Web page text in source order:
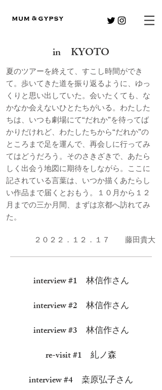
in KYOTO
夏のツアーを終えて、すこし時間ができ
て。歩いてきた道を振り返るように、ゆっ
くりと思い出していた。会いたくても、な
かなか会えないひとたちがいる。わたした
ちは、いつも劇場にて“だれか”を待ってば
かりだけれど、わたしたちから“だれか”の
ところまで足を運んで、再会しに行ってみ
てはどうだろう。そのさきざきで、あたら
しく出会う地図に期待をしながら。ここに
記されている言葉は、いつか描くあたらし
い作品まで届くとおもう。１０月から１２
月までの三か月間、まずは京都へ訪れてみ
た。
２０２２．１２．１７ 藤田貴大
interview #1 林信作さん
​interview #2 林信作さん
​interview #3 林信作さん
re-visit #1 糺ノ森
​interview #4 桒原弘子さん